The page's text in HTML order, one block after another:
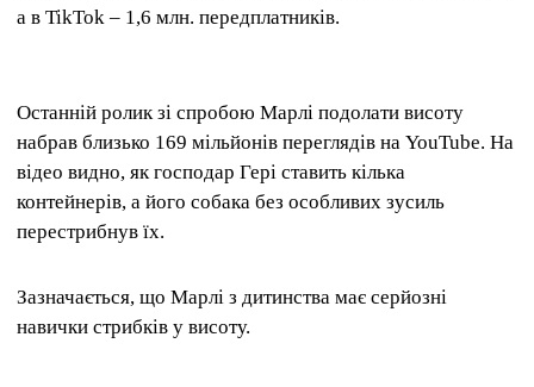
а в TikTok – 1,6 млн. передплатників.
Останній ролик зі спробою Марлі подолати висоту
набрав близько 169 мільйонів переглядів на YouTube. На
відео видно, як господар Гері ставить кілька
контейнерів, а його собака без особливих зусиль
перестрибнув їх.
Зазначається, що Марлі з дитинства має серйозні
навички стрибків у висоту.